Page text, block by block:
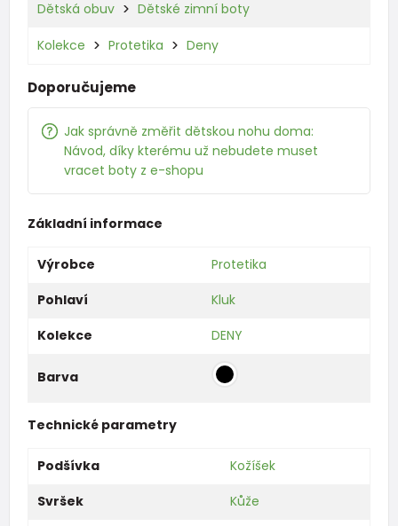
Dětská obuv Dětské zimní boty
Kolekce Protetika Deny
Doporučujeme
Jak správně změřit dětskou nohu doma:
Návod, díky kterému už nebudete muset
vracet boty z e-shopu
Základní informace
Výrobce
Protetika
Pohlaví
Kluk
Kolekce
DENY
Barva
Technické parametry
Podšívka
Kožíšek
Svršek
Kůže